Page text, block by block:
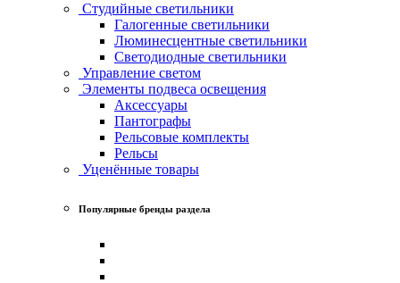
Студийные светильники
Галогенные светильники
Люминесцентные светильники
Светодиодные светильники
Управление светом
Элементы подвеса освещения
Аксессуары
Пантографы
Рельсовые комплекты
Рельсы
Уценённые товары
Популярные бренды раздела